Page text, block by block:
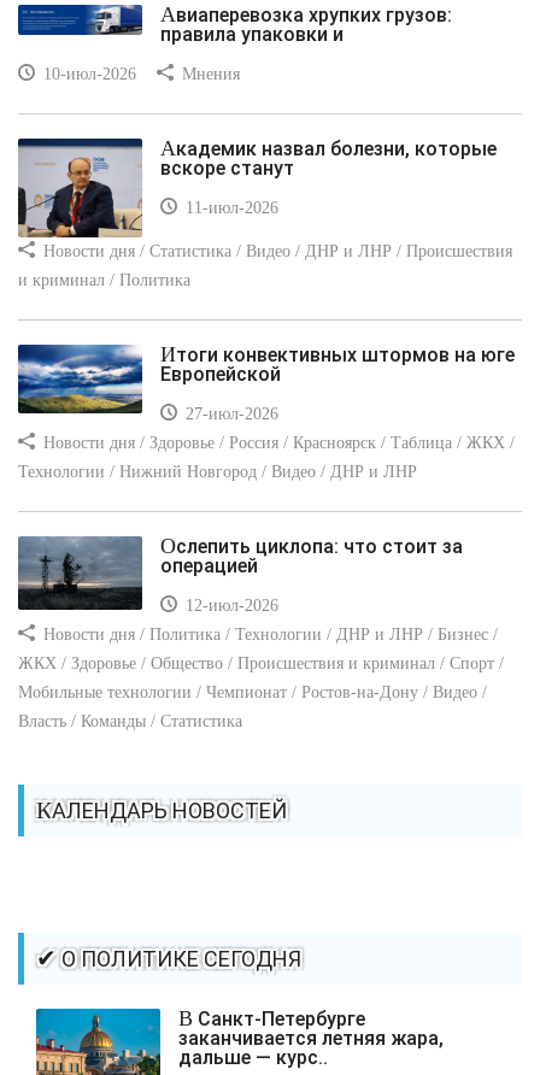
Авиаперевозка хрупких грузов:
правила упаковки и
10-июл-2026 Мнения
Академик назвал болезни, которые
вскоре станут
11-июл-2026
Новости дня / Статистика / Видео / ДНР и ЛНР / Происшествия
и криминал / Политика
Итоги конвективных штормов на юге
Европейской
27-июл-2026
Новости дня / Здоровье / Россия / Красноярск / Таблица / ЖКХ /
Технологии / Нижний Новгород / Видео / ДНР и ЛНР
Ослепить циклопа: что стоит за
операцией
12-июл-2026
Новости дня / Политика / Технологии / ДНР и ЛНР / Бизнес /
ЖКХ / Здоровье / Общество / Происшествия и криминал / Спорт /
Мобильные технологии / Чемпионат / Ростов-на-Дону / Видео /
Власть / Команды / Статистика
КАЛЕНДАРЬ НОВОСТЕЙ
✔ О ПОЛИТИКЕ СЕГОДНЯ
В Санкт-Петербурге
заканчивается летняя жара,
дальше — курс..